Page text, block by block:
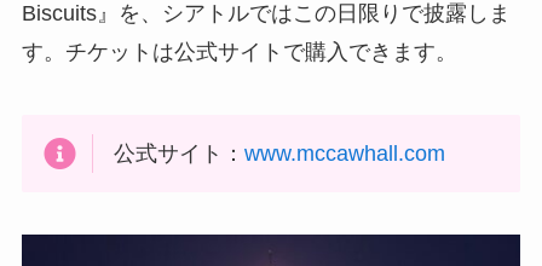
Biscuits』を、シアトルではこの日限りで披露しま
す。チケットは公式サイトで購入できます。
公式サイト：www.mccawhall.com